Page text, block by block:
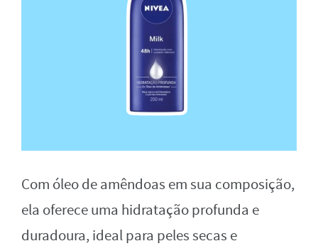
Com óleo de amêndoas em sua composição,
ela oferece uma hidratação profunda e
duradoura, ideal para peles secas e